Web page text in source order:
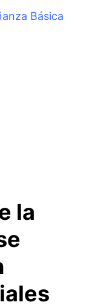
Básica
la